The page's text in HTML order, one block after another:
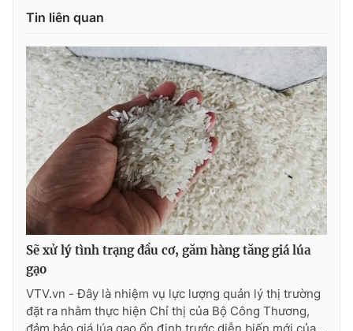
Tin liên quan
Sẽ xử lý tình trạng đầu cơ, găm hàng tăng giá lúa
gạo
VTV.vn - Đây là nhiệm vụ lực lượng quản lý thị trường
đặt ra nhằm thực hiện Chỉ thị của Bộ Công Thương,